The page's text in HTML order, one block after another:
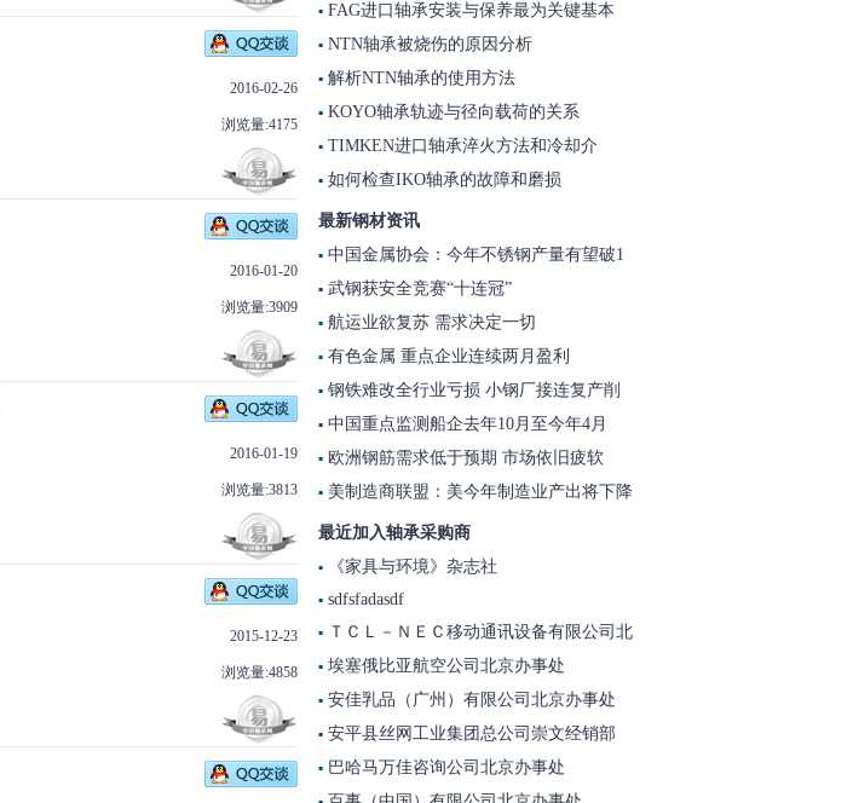
2016-02-26
浏览量:4175
2016-01-20
浏览量:3909
2016-01-19
浏览量:3813
2015-12-23
浏览量:4858
▪ FAG进口轴承安装与保养最为关键基本
▪ NTN轴承被烧伤的原因分析
▪ 解析NTN轴承的使用方法
▪ KOYO轴承轨迹与径向载荷的关系
▪ TIMKEN进口轴承淬火方法和冷却介
▪ 如何检查IKO轴承的故障和磨损
最新钢材资讯
▪ 中国金属协会：今年不锈钢产量有望破1
▪ 武钢获安全竞赛“十连冠”
▪ 航运业欲复苏 需求决定一切
▪ 有色金属 重点企业连续两月盈利
▪ 钢铁难改全行业亏损 小钢厂接连复产削
▪ 中国重点监测船企去年10月至今年4月
▪ 欧洲钢筋需求低于预期 市场依旧疲软
▪ 美制造商联盟：美今年制造业产出将下降
最近加入轴承采购商
▪ 《家具与环境》杂志社
▪ sdfsfadasdf
▪ ＴＣＬ－ＮＥＣ移动通讯设备有限公司北
▪ 埃塞俄比亚航空公司北京办事处
▪ 安佳乳品（广州）有限公司北京办事处
▪ 安平县丝网工业集团总公司崇文经销部
▪ 巴哈马万佳咨询公司北京办事处